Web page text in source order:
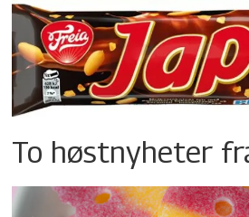
To høstnyheter